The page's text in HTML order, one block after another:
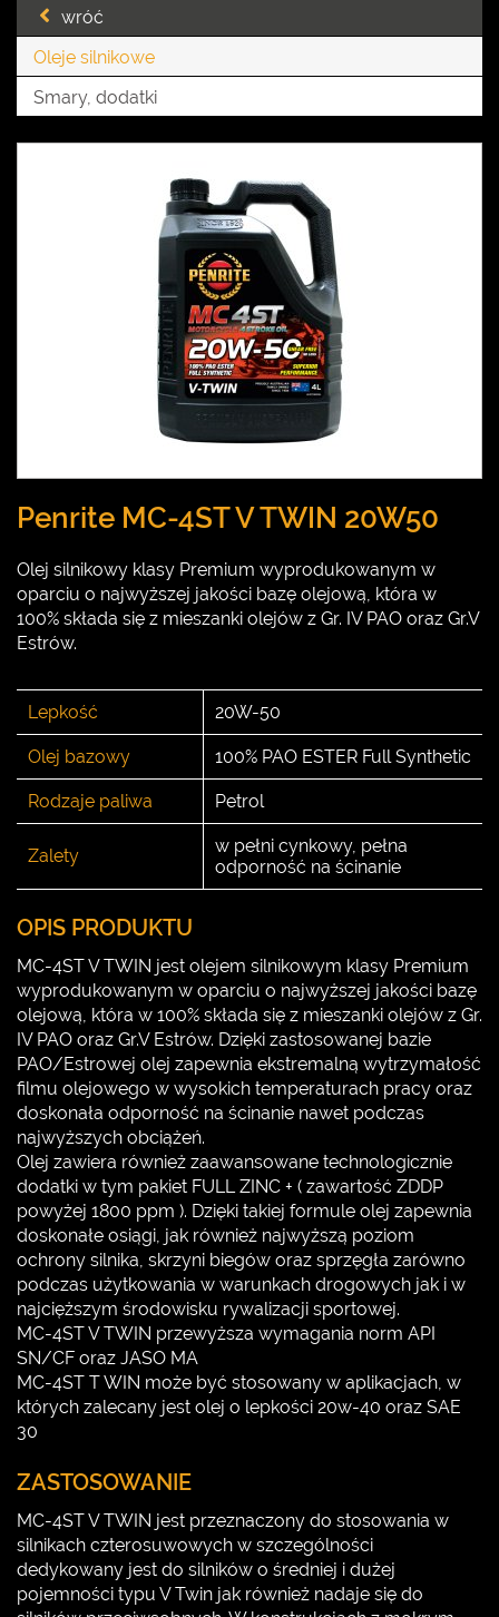
wróć
Oleje silnikowe
Smary, dodatki
Penrite MC-4ST V TWIN 20W50
Olej silnikowy klasy Premium wyprodukowanym w
oparciu o najwyższej jakości bazę olejową, która w
100% składa się z mieszanki olejów z Gr. IV PAO oraz Gr.V
Estrów.
Lepkość 20W-50
Olej bazowy 100% PAO ESTER Full Synthetic
Rodzaje paliwa Petrol
Zalety
w pełni cynkowy, pełna
odporność na ścinanie
OPIS PRODUKTU
MC-4ST V TWIN jest olejem silnikowym klasy Premium
wyprodukowanym w oparciu o najwyższej jakości bazę
olejową, która w 100% składa się z mieszanki olejów z Gr.
IV PAO oraz Gr.V Estrów. Dzięki zastosowanej bazie
PAO/Estrowej olej zapewnia ekstremalną wytrzymałość
filmu olejowego w wysokich temperaturach pracy oraz
doskonała odporność na ścinanie nawet podczas
najwyższych obciążeń.
Olej zawiera również zaawansowane technologicznie
dodatki w tym pakiet FULL ZINC + ( zawartość ZDDP
powyżej 1800 ppm ). Dzięki takiej formule olej zapewnia
doskonałe osiągi, jak również najwyższą poziom
ochrony silnika, skrzyni biegów oraz sprzęgła zarówno
podczas użytkowania w warunkach drogowych jak i w
najcięższym środowisku rywalizacji sportowej.
MC-4ST V TWIN przewyższa wymagania norm API
SN/CF oraz JASO MA
MC-4ST T WIN może być stosowany w aplikacjach, w
których zalecany jest olej o lepkości 20w-40 oraz SAE
30
ZASTOSOWANIE
MC-4ST V TWIN jest przeznaczony do stosowania w
silnikach czterosuwowych w szczególności
dedykowany jest do silników o średniej i dużej
pojemności typu V Twin jak również nadaje się do